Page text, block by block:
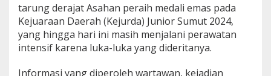
r
b
a
n
tarung derajat Asahan peraih medali emas pada
Kejuaraan Daerah (Kejurda) Junior Sumut 2024,
yang hingga hari ini masih menjalani perawatan
intensif karena luka-luka yang dideritanya.
Informasi yang diperoleh wartawan, kejadian